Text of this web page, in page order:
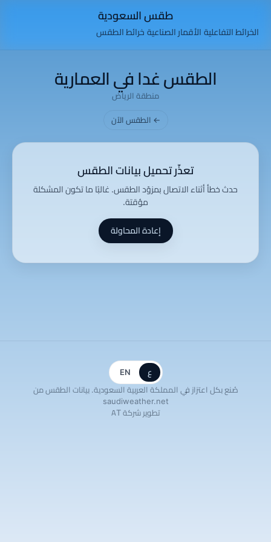
طقس السعودية
الخرائط التفاعليةالأقمار الصناعيةخرائط الطقس
الطقس غدا في العمارية
منطقة الرياض
← الطقس الآن
تعذّر تحميل بيانات الطقس
حدث خطأ أثناء الاتصال بمزوّد الطقس. غالبًا ما تكون المشكلة
مؤقتة.
إعادة المحاولة
ع EN
صُنع بكل اعتزاز في المملكة العربية السعودية. بيانات الطقس من
saudiweather.net
تطوير شركة AT